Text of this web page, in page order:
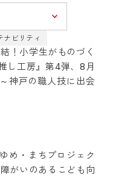
ナビリティ
！小学生がものづく
し工房』第4弾、8月
神戸の職人技に出会
め・まちプロジェク
がいのあるこども向